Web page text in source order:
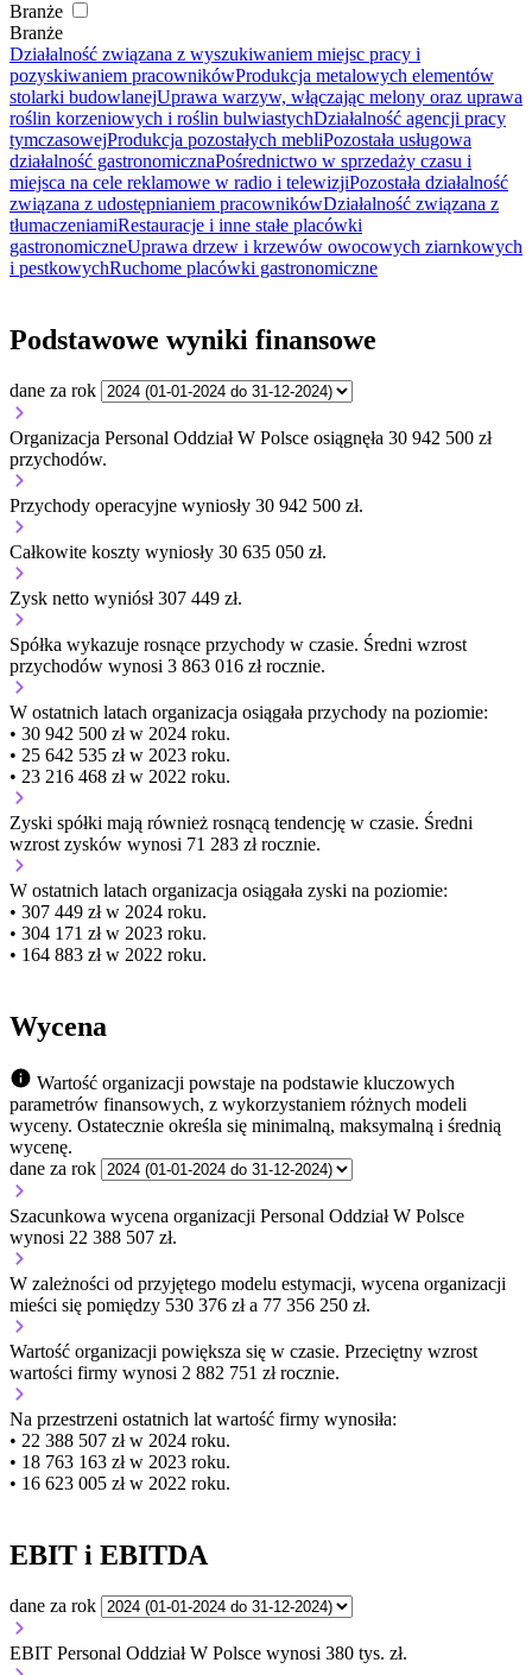
Branże
Branże
Działalność związana z wyszukiwaniem miejsc pracy i
pozyskiwaniem pracownikówProdukcja metalowych elementów
stolarki budowlanejUprawa warzyw, włączając melony oraz uprawa
roślin korzeniowych i roślin bulwiastychDziałalność agencji pracy
tymczasowejProdukcja pozostałych mebliPozostała usługowa
działalność gastronomicznaPośrednictwo w sprzedaży czasu i
miejsca na cele reklamowe w radio i telewizjiPozostała działalność
związana z udostępnianiem pracownikówDziałalność związana z
tłumaczeniamiRestauracje i inne stałe placówki
gastronomiczneUprawa drzew i krzewów owocowych ziarnkowych
i pestkowychRuchome placówki gastronomiczne
Podstawowe wyniki finansowe
dane za rok
Organizacja Personal Oddział W Polsce osiągnęła 30 942 500 zł
przychodów.
Przychody operacyjne wyniosły 30 942 500 zł.
Całkowite koszty wyniosły 30 635 050 zł.
Zysk netto wyniósł 307 449 zł.
Spółka wykazuje rosnące przychody w czasie. Średni wzrost
przychodów wynosi 3 863 016 zł rocznie.
W ostatnich latach organizacja osiągała przychody na poziomie:
• 30 942 500 zł w 2024 roku.
• 25 642 535 zł w 2023 roku.
• 23 216 468 zł w 2022 roku.
Zyski spółki mają również rosnącą tendencję w czasie. Średni
wzrost zysków wynosi 71 283 zł rocznie.
W ostatnich latach organizacja osiągała zyski na poziomie:
• 307 449 zł w 2024 roku.
• 304 171 zł w 2023 roku.
• 164 883 zł w 2022 roku.
Wycena
Wartość organizacji powstaje na podstawie kluczowych
parametrów finansowych, z wykorzystaniem różnych modeli
wyceny. Ostatecznie określa się minimalną, maksymalną i średnią
wycenę.
dane za rok
Szacunkowa wycena organizacji Personal Oddział W Polsce
wynosi 22 388 507 zł.
W zależności od przyjętego modelu estymacji, wycena organizacji
mieści się pomiędzy 530 376 zł a 77 356 250 zł.
Wartość organizacji powiększa się w czasie. Przeciętny wzrost
wartości firmy wynosi 2 882 751 zł rocznie.
Na przestrzeni ostatnich lat wartość firmy wynosiła:
• 22 388 507 zł w 2024 roku.
• 18 763 163 zł w 2023 roku.
• 16 623 005 zł w 2022 roku.
EBIT i EBITDA
dane za rok
EBIT Personal Oddział W Polsce wynosi 380 tys. zł.